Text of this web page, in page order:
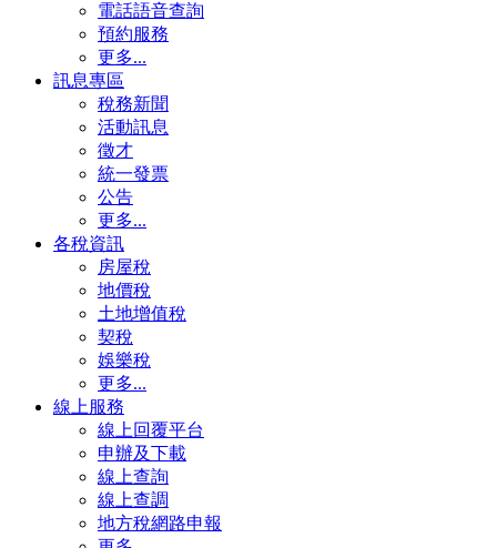
電話語音查詢
預約服務
更多...
訊息專區
稅務新聞
活動訊息
徵才
統一發票
公告
更多...
各稅資訊
房屋稅
地價稅
土地增值稅
契稅
娛樂稅
更多...
線上服務
線上回覆平台
申辦及下載
線上查詢
線上查調
地方稅網路申報